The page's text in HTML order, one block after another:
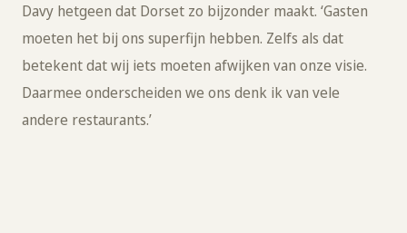
Davy hetgeen dat Dorset zo bijzonder maakt. ‘Gasten
moeten het bij ons superfijn hebben. Zelfs als dat
betekent dat wij iets moeten afwijken van onze visie.
Daarmee onderscheiden we ons denk ik van vele
andere restaurants.’